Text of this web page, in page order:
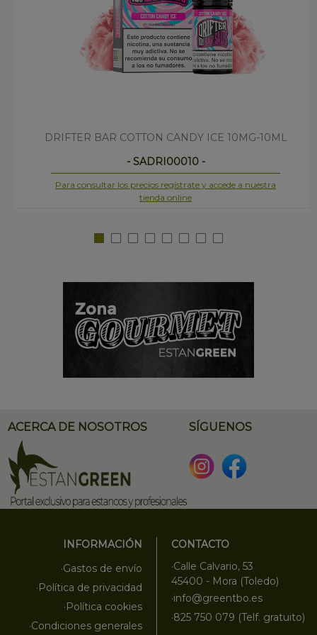
DRIFTER BAR COTTON CANDY ICE 10MG-10ML
- SADRI00010 -
Para consultar los precios regístrate y accede a nuestra
tienda online
ACERCA DE NOSOTROS SÍGUENOS
INFORMACIÓN
·Gastos de envío
·Política de privacidad
·Política cookies
·Condiciones generales
CONTACTO
·Calle Calvario, 53
45400 - Mora (Toledo)
·info@greentbo.es
·825 750 079 (Telf. gratuito)